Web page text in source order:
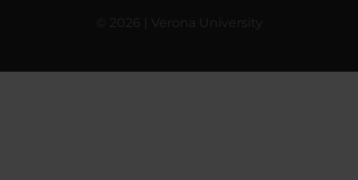
© 2026 | Verona University